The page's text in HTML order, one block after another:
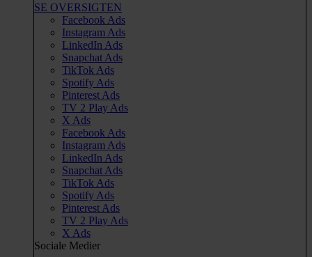
SE OVERSIGTEN
Facebook Ads
Instagram Ads
LinkedIn Ads
Snapchat Ads
TikTok Ads
Spotify Ads
Pinterest Ads
TV 2 Play Ads
X Ads
Facebook Ads
Instagram Ads
LinkedIn Ads
Snapchat Ads
TikTok Ads
Spotify Ads
Pinterest Ads
TV 2 Play Ads
X Ads
Sociale Medier